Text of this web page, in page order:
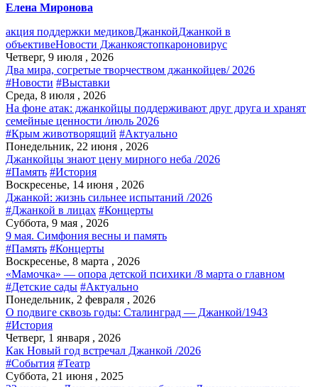
Елена Миронова
акция поддержки медиковДжанкойДжанкой в
объективеНовости Джанкоястопкароновирус
Четверг, 9 июля , 2026
Два мира, согретые творчеством джанкойцев/ 2026
#Новости #Выставки
Среда, 8 июля , 2026
На фоне атак: джанкойцы поддерживают друг друга и хранят
семейные ценности /июль 2026
#Крым животворящий #Актуально
Понедельник, 22 июня , 2026
Джанкойцы знают цену мирного неба /2026
#Память #История
Воскресенье, 14 июня , 2026
Джанкой: жизнь сильнее испытаний /2026
#Джанкой в лицах #Концерты
Суббота, 9 мая , 2026
9 мая. Симфония весны и память
#Память #Концерты
Воскресенье, 8 марта , 2026
«Мамочка» — опора детской психики /8 марта о главном
#Детские сады #Актуально
Понедельник, 2 февраля , 2026
О подвиге сквозь годы: Сталинград — Джанкой/1943
#История
Четверг, 1 января , 2026
Как Новый год встречал Джанкой /2026
#События #Театр
Суббота, 21 июня , 2025